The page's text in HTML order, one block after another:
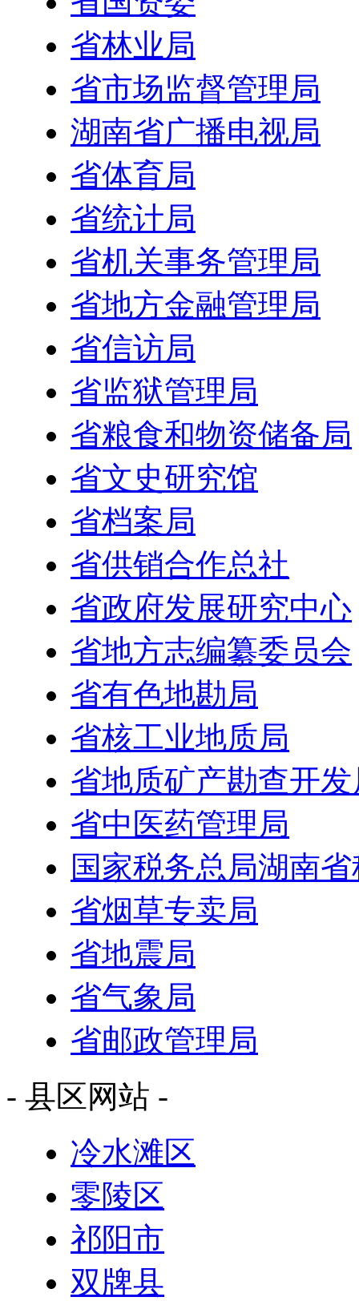
省林业局
省市场监督管理局
湖南省广播电视局
省体育局
省统计局
省机关事务管理局
省地方金融管理局
省信访局
省监狱管理局
省粮食和物资储备局
省文史研究馆
省档案局
省供销合作总社
省政府发展研究中心
省地方志编纂委员会
省有色地勘局
省核工业地质局
省地质矿产勘查开发
省中医药管理局
国家税务总局湖南
省烟草专卖局
省地震局
省气象局
省邮政管理局
- 县区网站 -
冷水滩区
零陵区
祁阳市
双牌县